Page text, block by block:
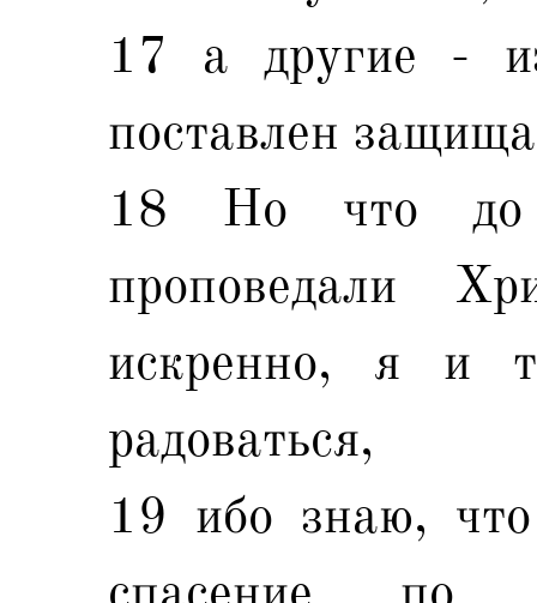
17 а другие -
поставлен
18 Но что
проповедали
искренно, я и
радоваться,
19 ибо знаю,